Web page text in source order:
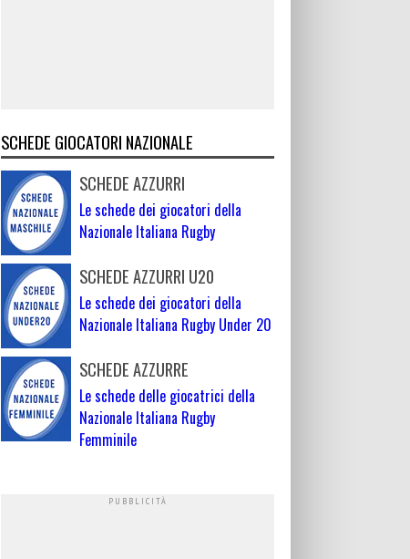
SCHEDE GIOCATORI NAZIONALE
SCHEDE AZZURRI
Le schede dei giocatori della
Nazionale Italiana Rugby
SCHEDE AZZURRI U20
Le schede dei giocatori della
Nazionale Italiana Rugby Under 20
SCHEDE AZZURRE
Le schede delle giocatrici della
Nazionale Italiana Rugby
Femminile